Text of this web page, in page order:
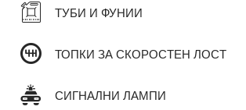
ТУБИ И ФУНИИ
ТОПКИ ЗА СКОРОСТЕН ЛОСТ
СИГНАЛНИ ЛАМПИ